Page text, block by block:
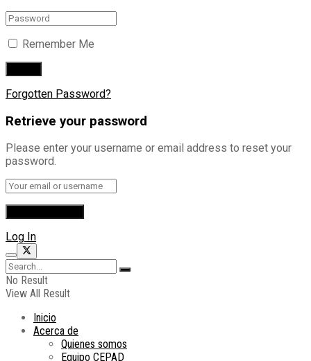
Remember Me
Forgotten Password?
Retrieve your password
Please enter your username or email address to reset your
password.
Log In
No Result
View All Result
Inicio
Acerca de
Quienes somos
Equipo CEPAD